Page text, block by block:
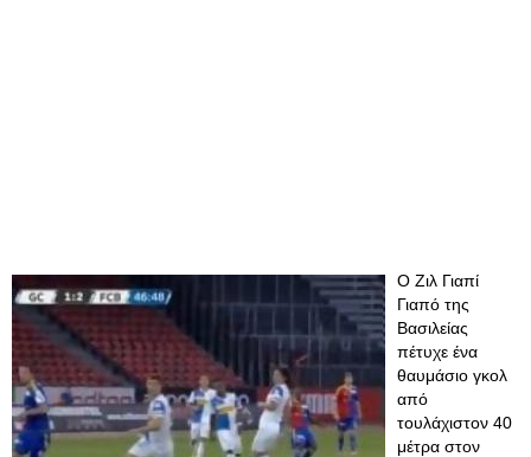
Ο Ζιλ Γιαπί
Γιαπό της
Βασιλείας
πέτυχε ένα
θαυμάσιο γκολ
από
τουλάχιστον 40
μέτρα στον